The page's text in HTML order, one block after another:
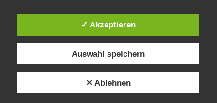
✓ Akzeptieren
Auswahl speichern
✕ Ablehnen